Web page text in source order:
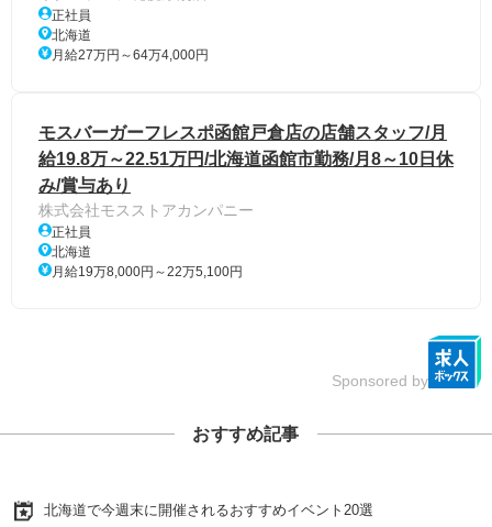
正社員
北海道
月給27万円～64万4,000円
モスバーガーフレスポ函館戸倉店の店舗スタッフ/月
給19.8万～22.51万円/北海道函館市勤務/月8～10日休
み/賞与あり
株式会社モスストアカンパニー
正社員
北海道
月給19万8,000円～22万5,100円
Sponsored by
おすすめ記事
北海道で今週末に開催されるおすすめイベント20選